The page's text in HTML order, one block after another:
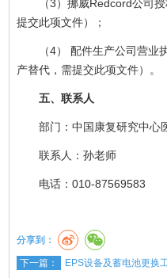
（3）挪威Redcord公司
提交此项文件）；
（4） 配件生产公司营业
产替代，需提交此项文件）。
五、联系人
部门：中国康复研究中心
联系人：孙老师
电话：010-87569583
分享到：
下一篇： EPS设备及蓄电池更换